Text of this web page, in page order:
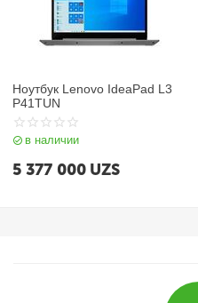
Ноутбук Lenovo IdeaPad L3
P41TUN
в наличии
5 377 000 UZS